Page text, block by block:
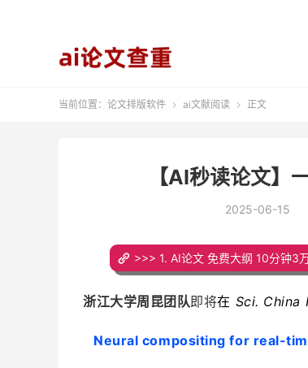
当前位置： 论文排版软件  ai文献阅读  正文
【AI秒读论文】
2025-06-15
>>> 1. AI论文 免费大纲 10分钟3
浙江大学周昆团队即将在 Sci. China
Neural compositing for real-